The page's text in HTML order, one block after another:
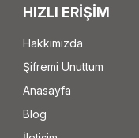
HIZLI ERİŞİM
Hakkımızda
Şifremi Unuttum
Anasayfa
Blog